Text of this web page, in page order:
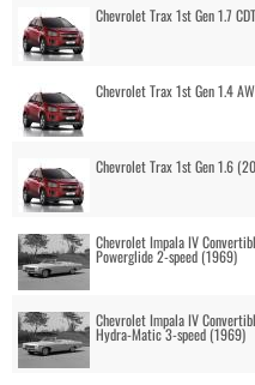
Chevrolet Trax 1st Gen 1.7
Chevrolet Trax 1st Gen 1.4
Chevrolet Trax 1st Gen 1.6
Chevrolet Impala IV
Powerglide 2-speed (1969)
Chevrolet Impala IV
Hydra-Matic 3-speed (1969)